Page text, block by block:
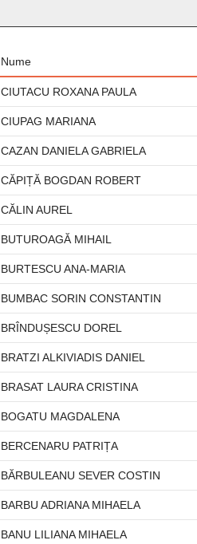
Nume
CIUTACU ROXANA PAULA
CIUPAG MARIANA
CAZAN DANIELA GABRIELA
CĂPIȚĂ BOGDAN ROBERT
CĂLIN AUREL
BUTUROAGĂ MIHAIL
BURTESCU ANA-MARIA
BUMBAC SORIN CONSTANTIN
BRÎNDUȘESCU DOREL
BRATZI ALKIVIADIS DANIEL
BRASAT LAURA CRISTINA
BOGATU MAGDALENA
BERCENARU PATRIȚA
BĂRBULEANU SEVER COSTIN
BARBU ADRIANA MIHAELA
BANU LILIANA MIHAELA